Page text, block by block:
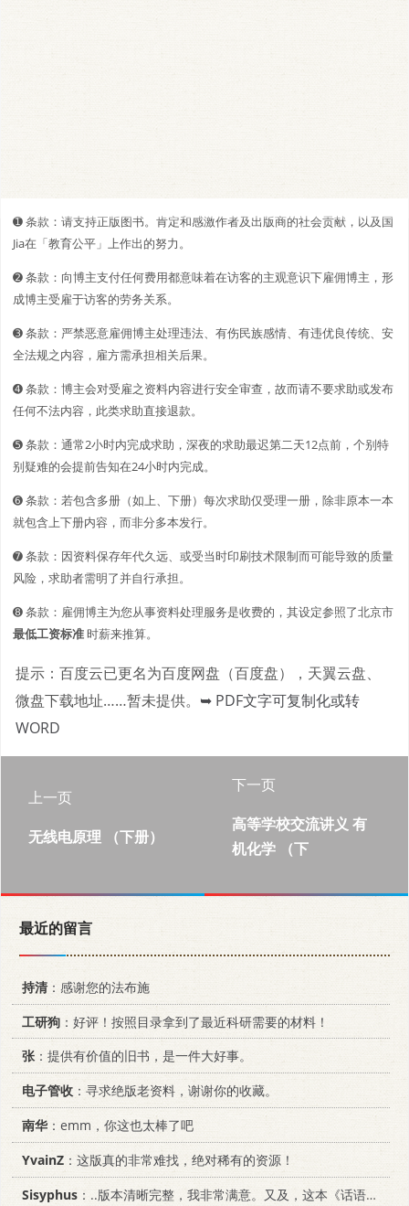
➊️ 条款：请支持正版图书。肯定和感激作者及出版商的社会贡献，以及国
Jia在「教育公平」上作出的努力。
➋️️ 条款：向博主支付任何费用都意味着在访客的主观意识下雇佣博主，形
成博主受雇于访客的劳务关系。
➌ 条款：严禁恶意雇佣博主处理违法、有伤民族感情、有违优良传统、安
全法规之内容，雇方需承担相关后果。
➍ 条款：博主会对受雇之资料内容进行安全审查，故而请不要求助或发布
任何不法内容，此类求助直接退款。
➎ 条款：通常2小时内完成求助，深夜的求助最迟第二天12点前，个别特
别疑难的会提前告知在24小时内完成。
➏ 条款：若包含多册（如上、下册）每次求助仅受理一册，除非原本一本
就包含上下册内容，而非分多本发行。
➐ 条款：因资料保存年代久远、或受当时印刷技术限制而可能导致的质量
风险，求助者需明了并自行承担。
➑ 条款：雇佣博主为您从事资料处理服务是收费的，其设定参照了北京市
最低工资标准时薪来推算。
提示：百度云已更名为百度网盘（百度盘），天翼云盘、
微盘下载地址……暂未提供。 ➥ PDF文字可复制化或转
WORD
上一页
无线电原理 （下册）
下一页
高等学校交流讲义 有
机化学 （下
最近的留言
持清：感谢您的法布施
工研狗 ：好评！按照目录拿到了最近科研需要的材料！
张：提供有价值的旧书，是一件大好事。
电子管收 ：寻求绝版老资料，谢谢你的收藏。
南华 ：emm，你这也太棒了吧
YvainZ ：这版真的非常难找，绝对稀有的资源！
Sisyphus ：..版本清晰完整，我非常满意。又及，这本《话语的真相》...